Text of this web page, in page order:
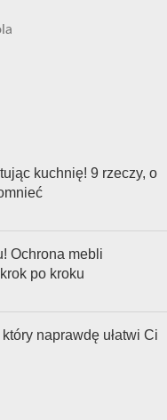
kuchnię! 9 rzeczy, o
Ochrona mebli
po kroku
naprawdę ułatwi Ci